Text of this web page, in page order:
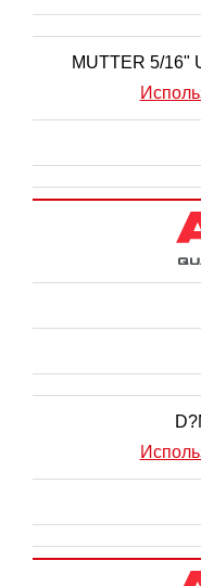
MUTTER 5/16"